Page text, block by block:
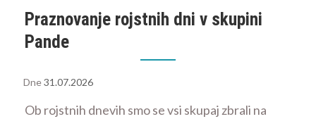
Praznovanje rojstnih dni v skupini
Pande
Dne31.07.2026
Ob rojstnih dnevih smo se vsi skupaj zbrali na